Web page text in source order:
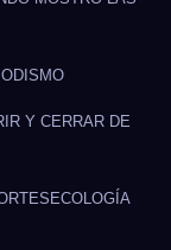
Y CERRAR DE
ECOLOGÍA